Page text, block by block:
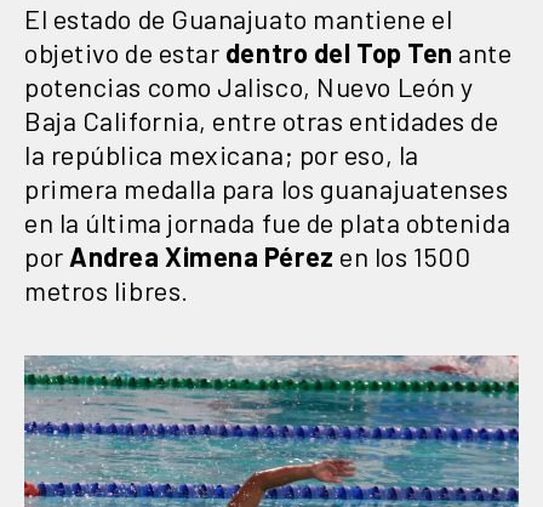
El estado de Guanajuato mantiene el
objetivo de estar dentro del Top Ten ante
potencias como Jalisco, Nuevo León y
Baja California, entre otras entidades de
la república mexicana; por eso, la
primera medalla para los guanajuatenses
en la última jornada fue de plata obtenida
por Andrea Ximena Pérez en los 1500
metros libres.